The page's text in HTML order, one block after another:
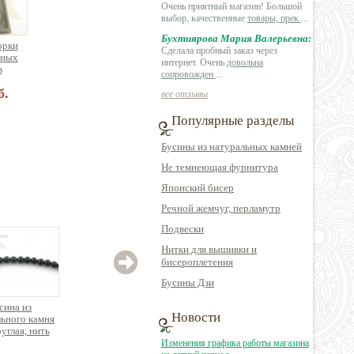
из
камня
нить
натурального камня
яшма овальная
таблетка
Очень приятный магазин! Большой
выбор, качественные товары, прек ...
Бухтиярова Мария Валерьевна:
Сделала пробный заказ через
интернет. Очень довольна
сопровожден ...
все отзывы
Популярные разделы
Бусины из натуральных камней
Не темнеющая фурнитура
Японский бисер
Речной жемчуг, перламутр
Подвески
Нитки для вышивки и
бисероплетения
Бусины Дзи
Новости
Изменения графика работы магазина